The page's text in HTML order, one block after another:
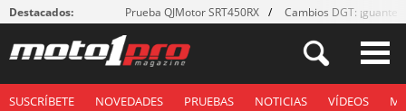
Destacados: Prueba QJMotor SRT450RX Cambios DGT: ¡guantes!
SUSCRÍBETE NOVEDADES PRUEBAS NOTICIAS VÍDEOS